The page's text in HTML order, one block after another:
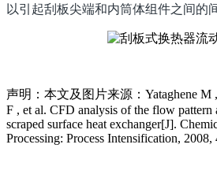
以引起刮板尖端和内筒体组件之间的
声明：本文及图片来源：Yataghene M ,
F , et al. CFD analysis of the flow pattern
scraped surface heat exchanger[J].
Processing: Process Intensification,